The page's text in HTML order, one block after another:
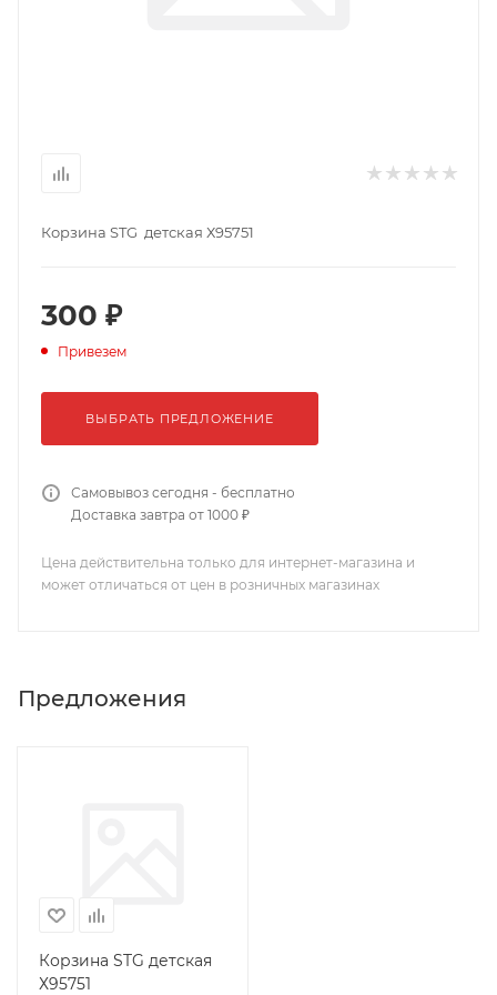
Корзина STG детская Х95751
300 ₽
Привезем
ВЫБРАТЬ ПРЕДЛОЖЕНИЕ
Самовывоз сегодня - бесплатно
Доставка завтра от 1000 ₽
Цена действительна только для интернет-магазина и
может отличаться от цен в розничных магазинах
Предложения
Корзина STG детская
Х95751